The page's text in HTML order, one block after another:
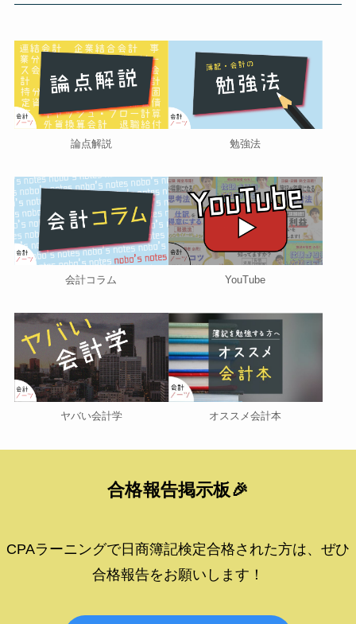
論点解説 勉強法
会計コラム YouTube
ヤバい会計学 オススメ会計本
合格報告掲示板🎉
CPAラーニングで日商簿記検定合格された方は、ぜひ
合格報告をお願いします！